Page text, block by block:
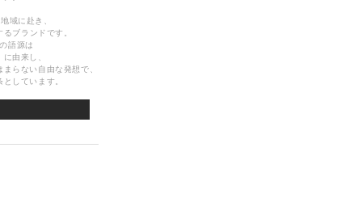
域に赴き、
ブランドです。
語源は
由来し、
らない自由な発想で、
しています。